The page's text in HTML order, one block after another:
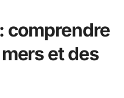
comprendre
et des